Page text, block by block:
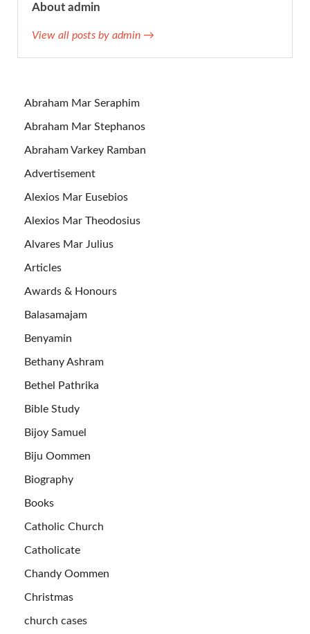
About admin
View all posts by admin →
Abraham Mar Seraphim
Abraham Mar Stephanos
Abraham Varkey Ramban
Advertisement
Alexios Mar Eusebios
Alexios Mar Theodosius
Alvares Mar Julius
Articles
Awards & Honours
Balasamajam
Benyamin
Bethany Ashram
Bethel Pathrika
Bible Study
Bijoy Samuel
Biju Oommen
Biography
Books
Catholic Church
Catholicate
Chandy Oommen
Christmas
church cases